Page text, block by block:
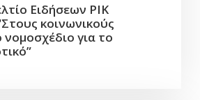
Ειδήσεων ΡΙΚ
κοινωνικούς
νομοσχέδιο για το